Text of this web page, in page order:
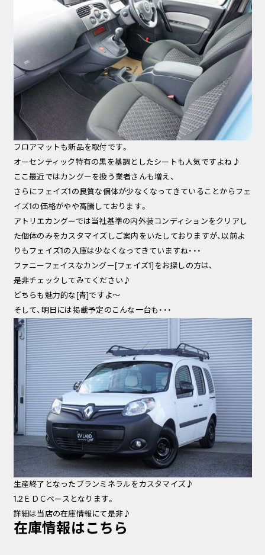
フロアマットも新品を取付です。
オーセンティック特有の黒を基調としたシートも人気ですよね♪
ここ最近ではカングーを扱う業者さんも増え、
さらにフェイズ1の良質な個体が少なくなってきていることからフェ
イズ1の価格がやや高騰しております。
アトリエカングーでは当社基準の内外装コンディションをクリアし
た個体のみをカスタマイズしご案内をいたしておりますが、以前よ
りもフェイズ1の入庫は少なくなってきていますね・・・
ファニーフェイスなカングー[フェイズ1]をお探しの方は、
是非チェックしてみてください♪
どちらも魅力的な[青]ですよ～
そして、明日には掲載予定のこんな一台も・・・
生産終了となったブランミネラルをカスタマイズ♪
1.2ＥＤＣベースとなります。
詳細は当店の在庫情報にて是非♪
在庫情報はこちら